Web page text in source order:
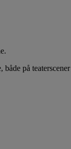
på